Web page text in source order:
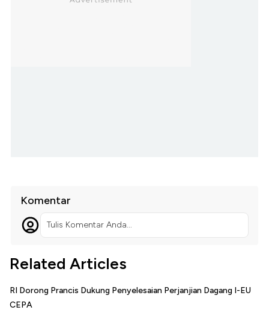
Komentar
Tulis Komentar Anda...
Related Articles
RI Dorong Prancis Dukung Penyelesaian Perjanjian Dagang I-EU
CEPA